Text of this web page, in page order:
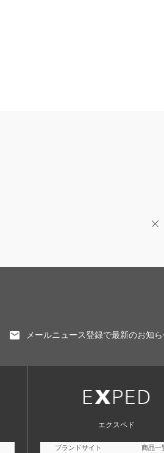
メールニュース登録で最新のお知
エクスペド
ブランドサイト 商品一